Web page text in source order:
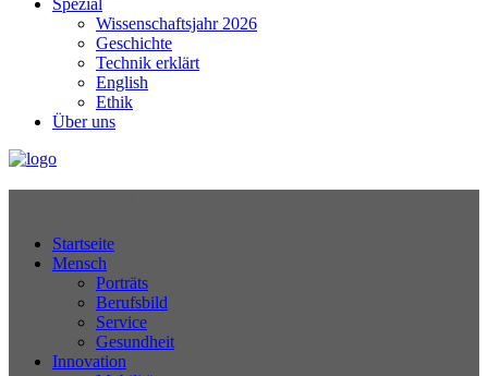
Spezial
Wissenschaftsjahr 2026
Geschichte
Technik erklärt
English
Ethik
Über uns
Startseite
Mensch
Porträts
Berufsbild
Service
Gesundheit
Innovation